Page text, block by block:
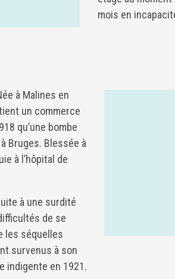
mois en
à Malines en
un commerce
qu’une bombe
Bruges. Blessée à
à l’hôpital de
à une surdité
de se
les séquelles
survenus à son
indigente en 1921.